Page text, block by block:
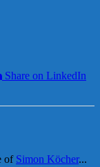
Share on LinkedIn
of Simon Köcher...